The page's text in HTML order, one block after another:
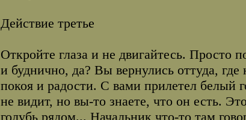
Действие третье
Откройте глаза и не двигайтесь. Просто
и буднично, да? Вы вернулись оттуда,
покоя и радости. С вами прилетел белый
не видит, но вы-то знаете, что он есть.
голубь рядом... Начальник что-то там